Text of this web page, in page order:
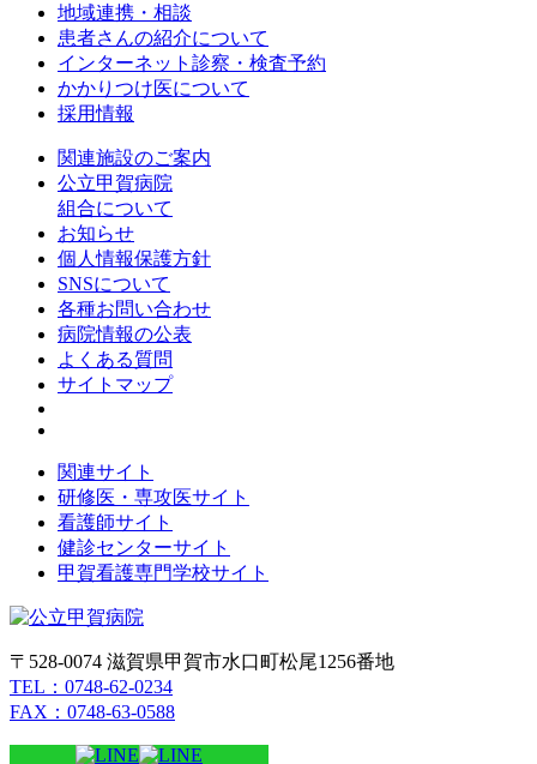
地域連携・相談
患者さんの紹介について
インターネット診察・検査予約
かかりつけ医について
採用情報
関連施設のご案内
公立甲賀病院
組合について
お知らせ
個人情報保護方針
SNSについて
各種お問い合わせ
病院情報の公表
よくある質問
サイトマップ
関連サイト
研修医・専攻医サイト
看護師サイト
健診センターサイト
甲賀看護専門学校サイト
〒528-0074 滋賀県甲賀市水口町松尾1256番地
TEL：0748-62-0234
FAX：0748-63-0588